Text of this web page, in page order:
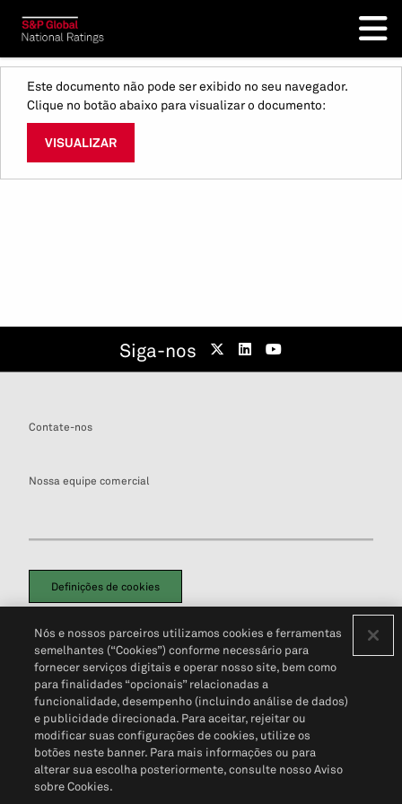
Este documento não pode ser exibido no seu navegador.
Clique no botão abaixo para visualizar o documento:
VISUALIZAR
Siga-nos
Contate-nos
Nossa equipe comercial
Definições de cookies
Política de PrivacidadePortal de privacidade do cliente (em inglês)
Não Venda Minhas Informações Pessoais© 2026 S&P Global
Nós e nossos parceiros utilizamos cookies e ferramentas
semelhantes (“Cookies”) conforme necessário para
fornecer serviços digitais e operar nosso site, bem como
para finalidades “opcionais” relacionadas a
funcionalidade, desempenho (incluindo análise de dados)
e publicidade direcionada. Para aceitar, rejeitar ou
modificar suas configurações de cookies, utilize os
botões neste banner. Para mais informações ou para
alterar sua escolha posteriormente, consulte nosso Aviso
sobre Cookies.